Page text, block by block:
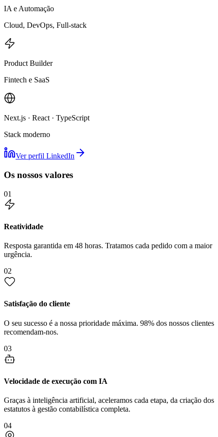
IA e Automação
Cloud, DevOps, Full-stack
Product Builder
Fintech e SaaS
Next.js · React · TypeScript
Stack moderno
Ver perfil LinkedIn
Os nossos valores
01
Reatividade
Resposta garantida em 48 horas. Tratamos cada pedido com a maior
urgência.
02
Satisfação do cliente
O seu sucesso é a nossa prioridade máxima. 98% dos nossos clientes
recomendam-nos.
03
Velocidade de execução com IA
Graças à inteligência artificial, aceleramos cada etapa, da criação dos
estatutos à gestão contabilística completa.
04